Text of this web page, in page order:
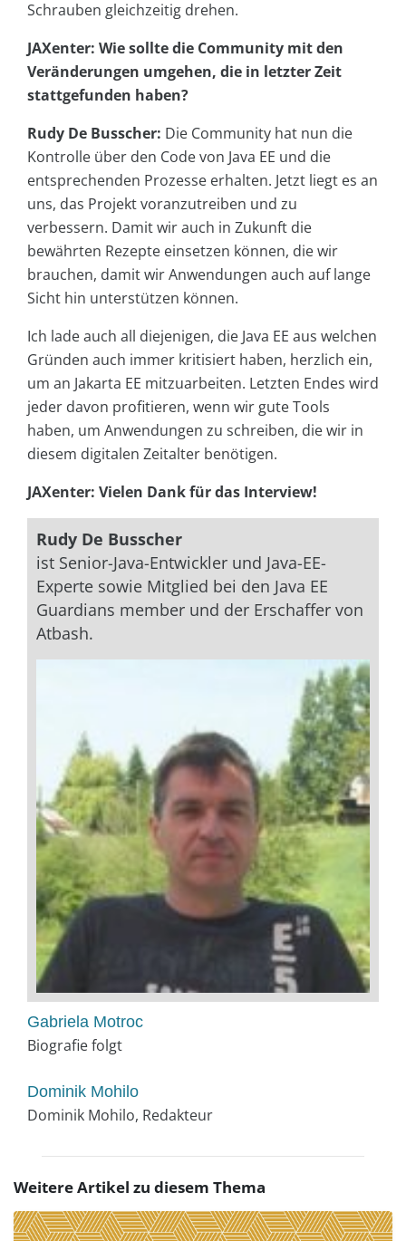
Schrauben gleichzeitig drehen.
JAXenter: Wie sollte die Community mit den
Veränderungen umgehen, die in letzter Zeit
stattgefunden haben?
Rudy De Busscher: Die Community hat nun die
Kontrolle über den Code von Java EE und die
entsprechenden Prozesse erhalten. Jetzt liegt es an
uns, das Projekt voranzutreiben und zu
verbessern. Damit wir auch in Zukunft die
bewährten Rezepte einsetzen können, die wir
brauchen, damit wir Anwendungen auch auf lange
Sicht hin unterstützen können.
Ich lade auch all diejenigen, die Java EE aus welchen
Gründen auch immer kritisiert haben, herzlich ein,
um an Jakarta EE mitzuarbeiten. Letzten Endes wird
jeder davon profitieren, wenn wir gute Tools
haben, um Anwendungen zu schreiben, die wir in
diesem digitalen Zeitalter benötigen.
JAXenter: Vielen Dank für das Interview!
Rudy De Busscher
ist Senior-Java-Entwickler und Java-EE-
Experte sowie Mitglied bei den Java EE
Guardians member und der Erschaffer von
Atbash.
Gabriela Motroc
Biografie folgt
Dominik Mohilo
Dominik Mohilo, Redakteur
Weitere Artikel zu diesem Thema